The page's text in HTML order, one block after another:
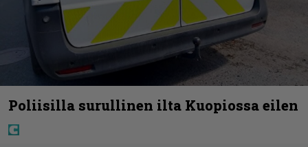
Poliisilla surullinen ilta Kuopiossa eilen